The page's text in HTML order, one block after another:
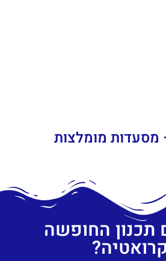
מסעדות מומלצות
תכנון החופשה